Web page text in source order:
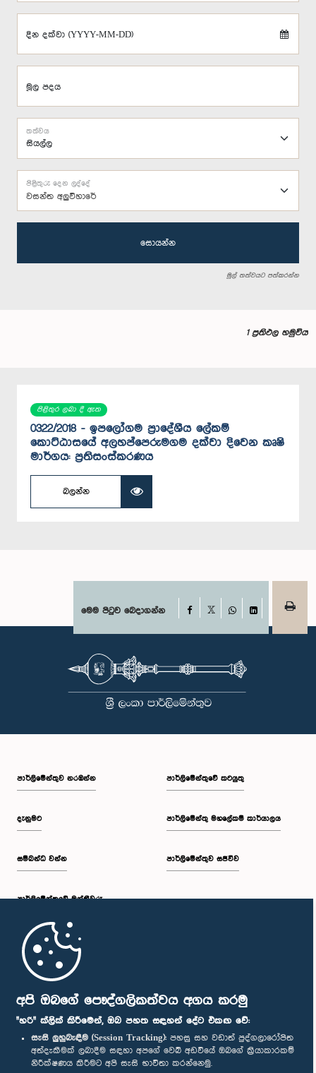
අපි ඔබගේ පෞද්ගලිකත්වය අගය කරමු
"හරි" ක්ලික් කිරීමෙන්, ඔබ පහත සඳහන් දේට එකඟ වේ:
සැසි ලුහුබැඳීම (Session Tracking): පහසු සහ වඩාත් පුද්ගලාරෝපිත
අත්දැකීමක් ලබාදීම සඳහා අපගේ වෙබ් අඩවියේ ඔබගේ ක්‍රියාකාරකම්
නිරීක්ෂණය කිරීමට අපි සැසි භාවිතා කරන්නෙමු.
දින දක්වා (YYYY-MM-DD)
මූල පදය
තත්වය
වසන්ත අලුවිහාරේ
පිළිතුරු දෙන ලද්දේ
සොයන්න
මුල් තත්වයට පත්කරන්න
1 ප්‍රතිඵල හමුවිය
පිළිතුර ලබා දී ඇත
0322/2018 - ඉ‍පලෝගම ප්‍රාදේශීය ලේකම්
කොට්ඨාසයේ අලහප්පෙරුමගම දක්වා දිවෙන කෘෂි
මාර්ගය: ප්‍රතිසංස්කරණය
බලන්න
මෙම පිටුව බෙදාගන්න Facebook
WhatsAppLinkedIn
පාර්ලි‌මේන්තුව නරඹන්න
දැනුමට
සම්බන්ධ වන්න
පාර්ලි‌මේන්තුවේ මන්ත්‍රීවරු
මුල් පිටුව
පාර්ලිමේන්තුවේ කටයුතු
පාර්ලිමේන්තු මහලේකම් කාර්යාලය
පාර්ලිමේන්තුව සජීවීව
පාර්ලිමේන්තු ජංගම යෙදුම